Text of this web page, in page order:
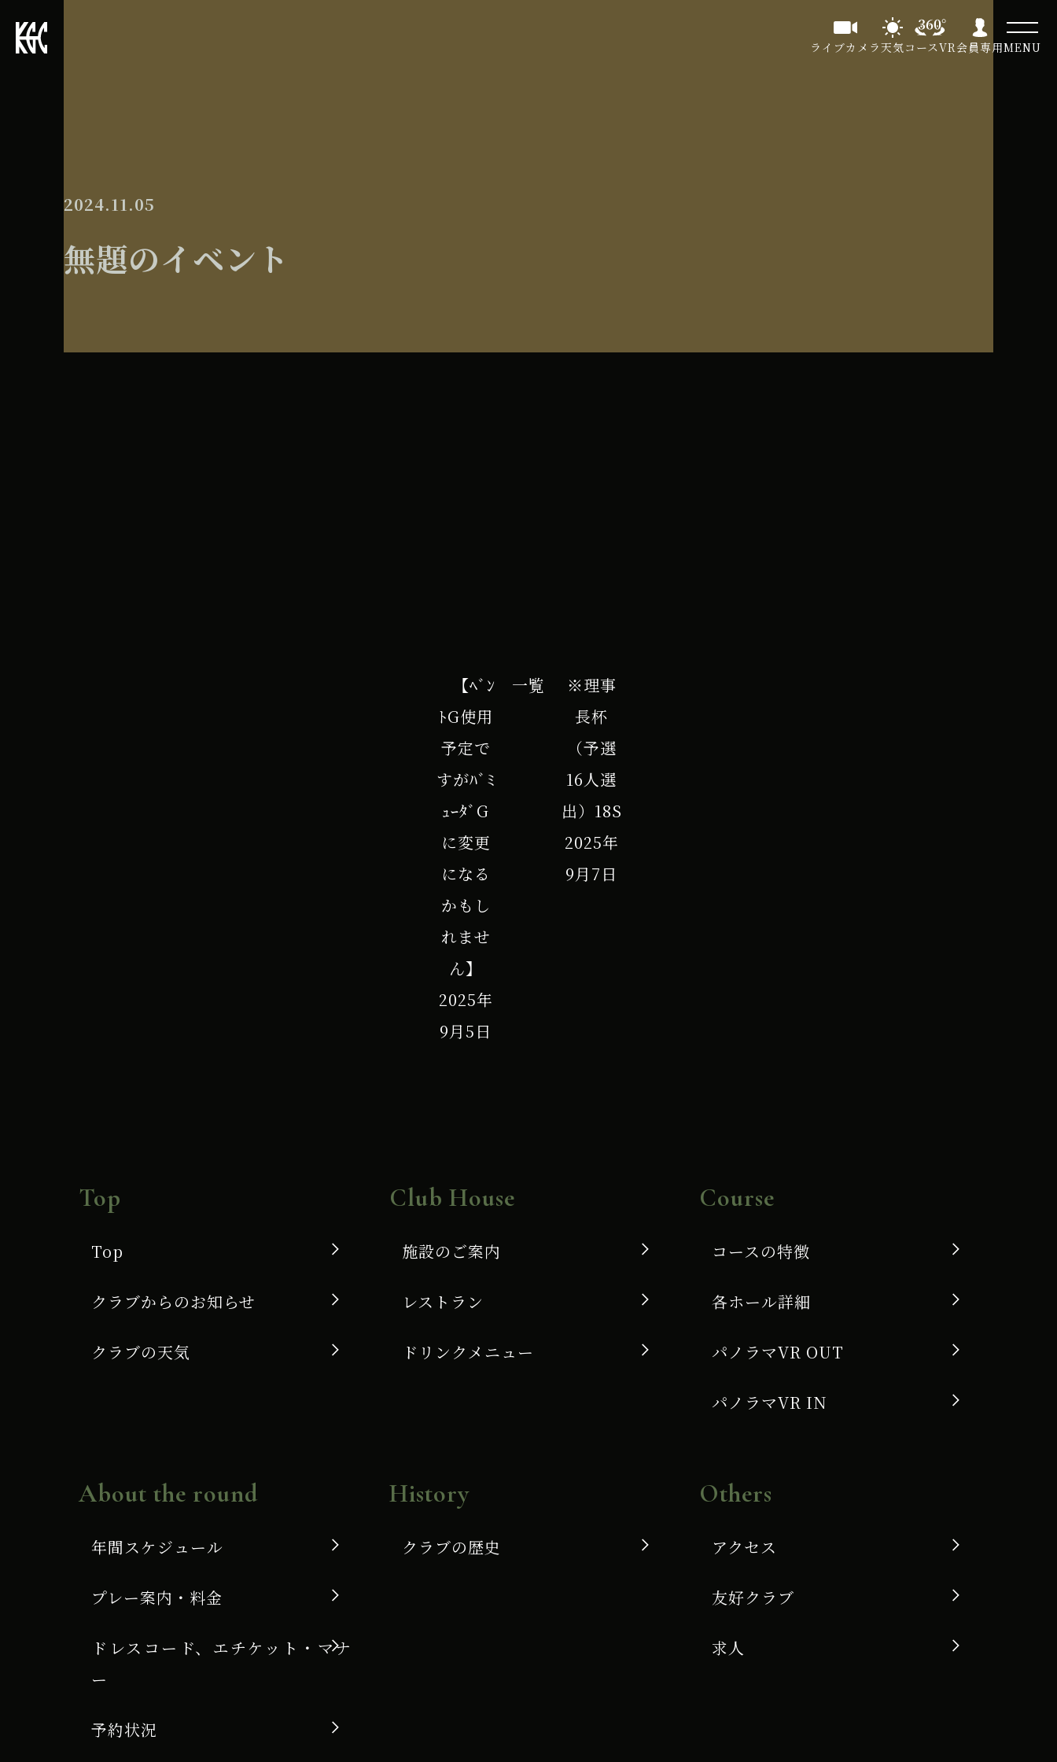
ライブカメラ天気コースVR会員専用MENU
2024.11.05
無題のイベント
【ﾍﾞﾝ
ﾄG使用
予定で
すがﾊﾞﾐ
ｭｰﾀﾞG
に変更
になる
かもし
れませ
ん】
2025年
9月5日
一覧
※理事
長杯
（予選
16人選
出）18S
2025年
9月7日
Top
Top
クラブからのお知らせ
クラブの天気
Club House
施設のご案内
レストラン
ドリンクメニュー
Course
コースの特徴
各ホール詳細
パノラマVR OUT
パノラマVR IN
About the round
年間スケジュール
プレー案内・料金
ドレスコード、エチケット・マナ
ー
予約状況
History
クラブの歴史
Others
アクセス
友好クラブ
求人